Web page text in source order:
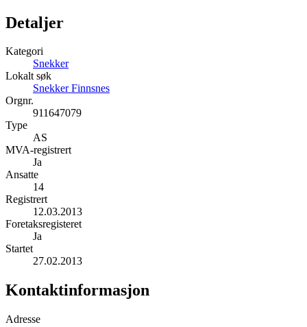
Detaljer
Kategori
Snekker
Lokalt søk
Snekker Finnsnes
Orgnr.
911647079
Type
AS
MVA-registrert
Ja
Ansatte
14
Registrert
12.03.2013
Foretaksregisteret
Ja
Startet
27.02.2013
Kontaktinformasjon
Adresse